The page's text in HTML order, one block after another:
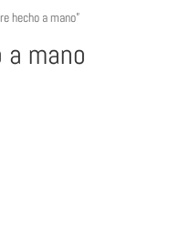
hecho a mano”
mano